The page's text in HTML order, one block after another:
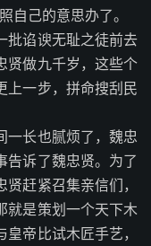
自己的意思办了。
谄谀无耻之徒前去
贤做九千岁，这些个
上一步，拼命搜刮民
长也腻烦了，魏忠
告诉了魏忠贤。为了
赶紧召集亲信们，
就是策划一个天下木
帝比试木匠手艺，